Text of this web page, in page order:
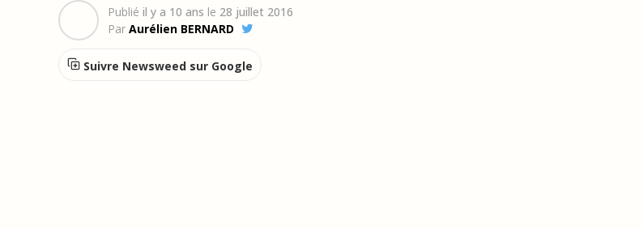
Publié il y a 10 ans le 28 juillet 2016
Par Aurélien BERNARD
Suivre Newsweed sur Google